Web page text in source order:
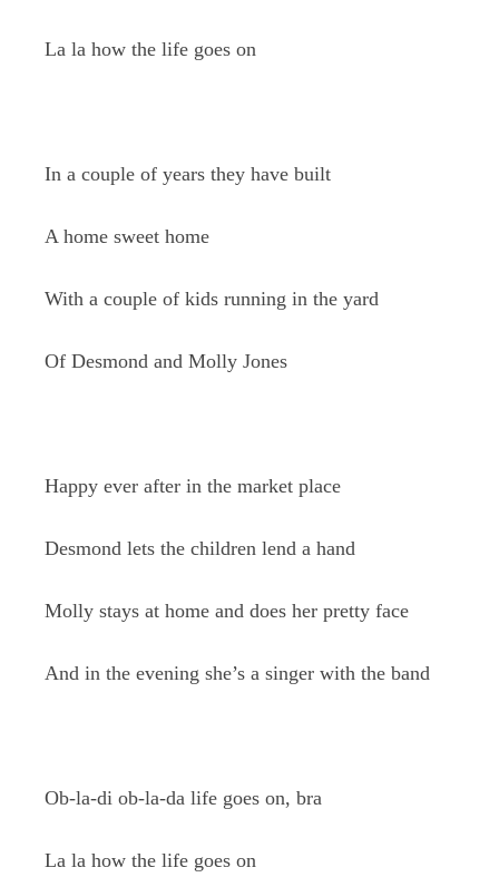
La la how the life goes on
In a couple of years they have built
A home sweet home
With a couple of kids running in the yard
Of Desmond and Molly Jones
Happy ever after in the market place
Desmond lets the children lend a hand
Molly stays at home and does her pretty face
And in the evening she’s a singer with the band
Ob-la-di ob-la-da life goes on, bra
La la how the life goes on